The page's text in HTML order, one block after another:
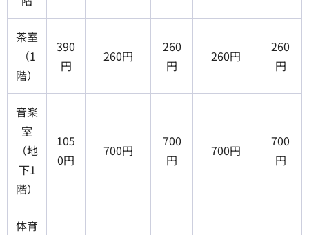
茶室
（1
階）
390
円
260円
260
円
260円
260
円
音楽
室
（地
下1
階）
105
0円
700円
700
円
700円
700
円
体育